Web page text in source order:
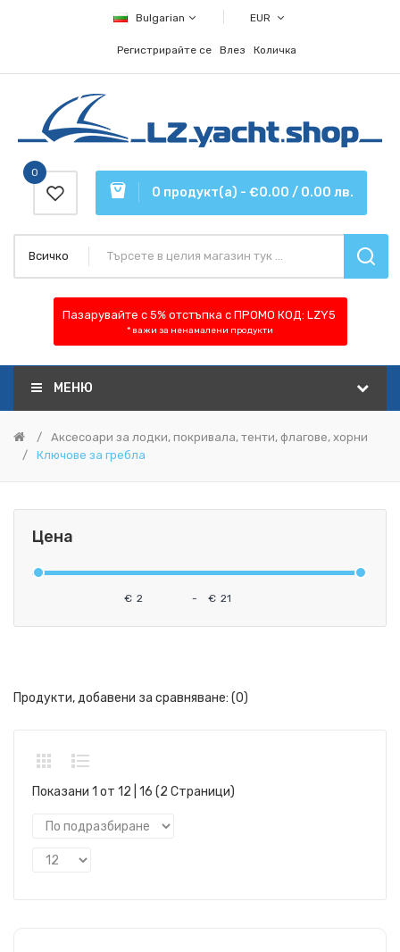
Bulgarian EUR
Регистрирайте се Влез Количка
0 продукт(а) - €0.00 / 0.00 лв.
0
Всичко
Пазарувайте с 5% отстъпка с ПРОМО КОД: LZY5
* важи за ненамалени продукти
МЕНЮ
Аксесоари за лодки, покривала, тенти, флагове, хорни
Ключове за гребла
Цена
€ - €
Продукти, добавени за сравняване: (0)
Показани 1 от 12 | 16 (2 Страници)